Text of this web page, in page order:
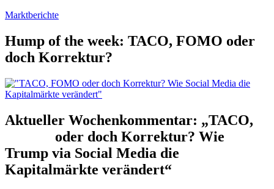
Marktberichte
Hump of the week: TACO, FOMO oder
doch Korrektur?
Aktueller Wochenkommentar: „TACO,
oder doch Korrektur? Wie
Trump via Social Media die
Kapitalmärkte verändert“